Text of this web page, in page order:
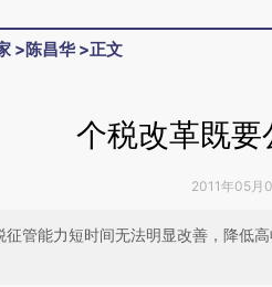
>陈昌华>正文
个税改革既
2011年05月
征管能力短时间无法明显改善，降低